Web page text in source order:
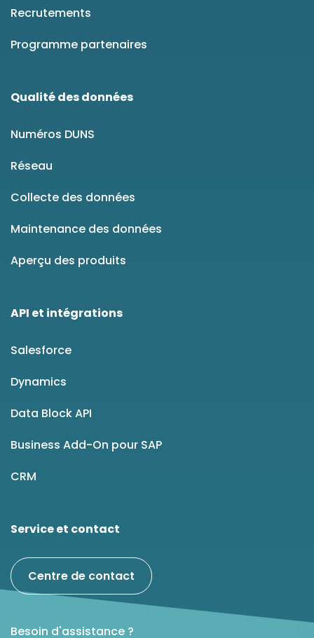
Recrutements
Programme partenaires
Qualité des données
Numéros DUNS
Réseau
Collecte des données
Maintenance des données
Aperçu des produits
API et intégrations
Salesforce
Dynamics
Data Block API
Business Add-On pour SAP
CRM
Service et contact
Centre de contact
Besoin d'assistance ?